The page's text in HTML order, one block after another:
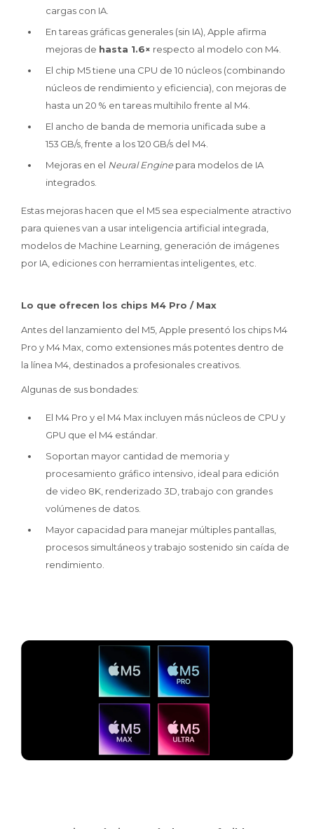
cargas con IA.
En tareas gráficas generales (sin IA), Apple afirma
mejoras de hasta 1.6× respecto al modelo con M4.
El chip M5 tiene una CPU de 10 núcleos (combinando
núcleos de rendimiento y eficiencia), con mejoras de
hasta un 20 % en tareas multihilo frente al M4.
El ancho de banda de memoria unificada sube a
153 GB/s, frente a los 120 GB/s del M4.
Mejoras en el Neural Enginepara modelos de IA
integrados.
Estas mejoras hacen que el M5 sea especialmente atractivo
para quienes van a usar inteligencia artificial integrada,
modelos de Machine Learning, generación de imágenes
por IA, ediciones con herramientas inteligentes, etc.
Lo que ofrecen los chips M4 Pro / Max
Antes del lanzamiento del M5, Apple presentó los chips M4
Pro y M4 Max, como extensiones más potentes dentro de
la línea M4, destinados a profesionales creativos.
Algunas de sus bondades:
El M4 Pro y el M4 Max incluyen más núcleos de CPU y
GPU que el M4 estándar.
Soportan mayor cantidad de memoria y
procesamiento gráfico intensivo, ideal para edición
de video 8K, renderizado 3D, trabajo con grandes
volúmenes de datos.
Mayor capacidad para manejar múltiples pantallas,
procesos simultáneos y trabajo sostenido sin caída de
rendimiento.